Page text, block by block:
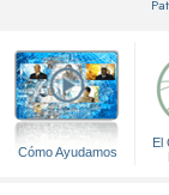
Cómo Ayudamos
El